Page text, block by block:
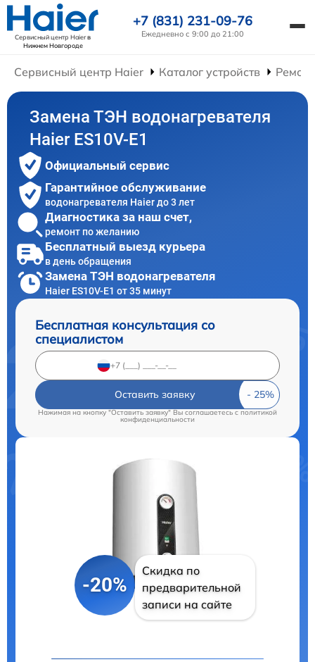
Сервисный центр Haierв
Нижнем Новгороде
+7 (831) 231-09-76
Ежедневно с 9:00 до 21:00
Сервисный центр Haier Каталог устройств
Замена ТЭН водонагревателя
Haier ES10V-E1
Официальный сервис
Гарантийное обслуживание
водонагревателя Haier до 3 лет
Диагностика за наш счет,
ремонт по желанию
Бесплатный выезд курьера
в день обращения
Замена ТЭН водонагревателя
Haier ES10V-E1 от 35 минут
Бесплатная консультация со
специалистом
Оставить заявку
Нажимая на кнопку "Оставить заявку" Вы соглашаетесь cполитикой
конфиденциальности
-20%
Скидка по
предварительной
записи на сайте